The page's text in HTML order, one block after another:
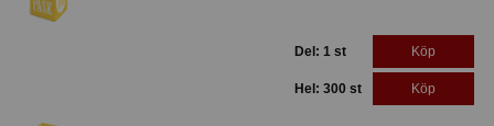
Del: 1 st Köp
Hel: 300 st Köp